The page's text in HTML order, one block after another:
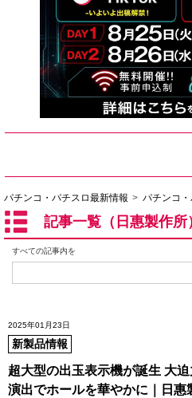
パチンコ・パチスロ最新情報 パチンコ
記事一覧（日惠製作所
すべての記事内を
2025年01月23日
新製品情報
超大型の出玉表示機が誕生 大
演出でホールを華やかに｜日惠